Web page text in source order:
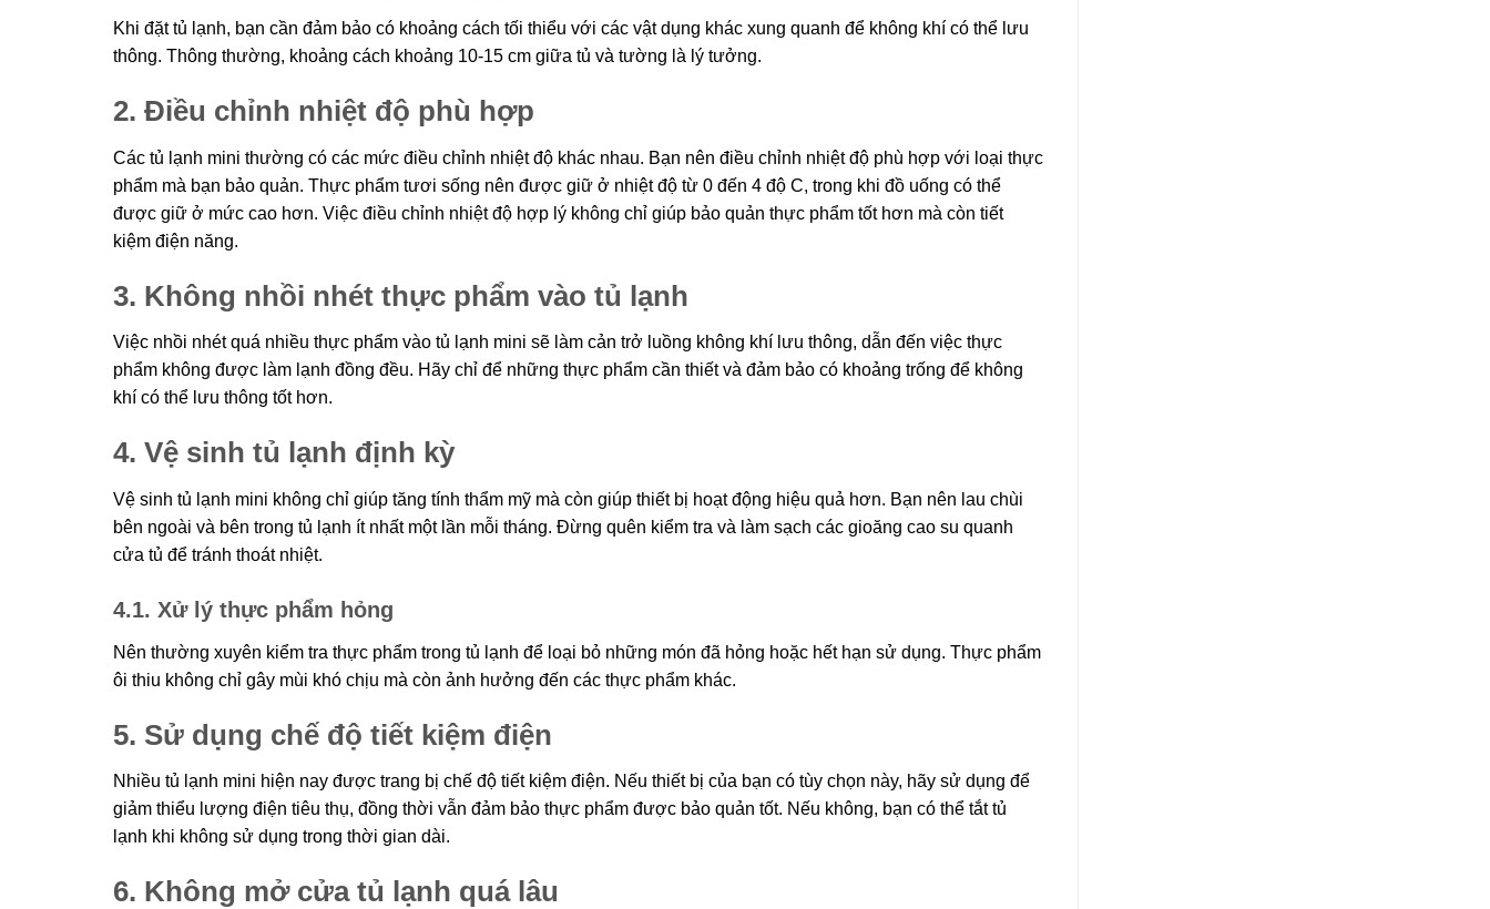
Khi đặt tủ lạnh, bạn cần đảm bảo có khoảng cách tối thiểu với các vật dụng khác xung quanh để không khí có thể lưu
thông. Thông thường, khoảng cách khoảng 10-15 cm giữa tủ và tường là lý tưởng.
2. Điều chỉnh nhiệt độ phù hợp
Các tủ lạnh mini thường có các mức điều chỉnh nhiệt độ khác nhau. Bạn nên điều chỉnh nhiệt độ phù hợp với loại thực
phẩm mà bạn bảo quản. Thực phẩm tươi sống nên được giữ ở nhiệt độ từ 0 đến 4 độ C, trong khi đồ uống có thể
được giữ ở mức cao hơn. Việc điều chỉnh nhiệt độ hợp lý không chỉ giúp bảo quản thực phẩm tốt hơn mà còn tiết
kiệm điện năng.
3. Không nhồi nhét thực phẩm vào tủ lạnh
Việc nhồi nhét quá nhiều thực phẩm vào tủ lạnh mini sẽ làm cản trở luồng không khí lưu thông, dẫn đến việc thực
phẩm không được làm lạnh đồng đều. Hãy chỉ để những thực phẩm cần thiết và đảm bảo có khoảng trống để không
khí có thể lưu thông tốt hơn.
4. Vệ sinh tủ lạnh định kỳ
Vệ sinh tủ lạnh mini không chỉ giúp tăng tính thẩm mỹ mà còn giúp thiết bị hoạt động hiệu quả hơn. Bạn nên lau chùi
bên ngoài và bên trong tủ lạnh ít nhất một lần mỗi tháng. Đừng quên kiểm tra và làm sạch các gioăng cao su quanh
cửa tủ để tránh thoát nhiệt.
4.1. Xử lý thực phẩm hỏng
Nên thường xuyên kiểm tra thực phẩm trong tủ lạnh để loại bỏ những món đã hỏng hoặc hết hạn sử dụng. Thực phẩm
ôi thiu không chỉ gây mùi khó chịu mà còn ảnh hưởng đến các thực phẩm khác.
5. Sử dụng chế độ tiết kiệm điện
Nhiều tủ lạnh mini hiện nay được trang bị chế độ tiết kiệm điện. Nếu thiết bị của bạn có tùy chọn này, hãy sử dụng để
giảm thiểu lượng điện tiêu thụ, đồng thời vẫn đảm bảo thực phẩm được bảo quản tốt. Nếu không, bạn có thể tắt tủ
lạnh khi không sử dụng trong thời gian dài.
6. Không mở cửa tủ lạnh quá lâu